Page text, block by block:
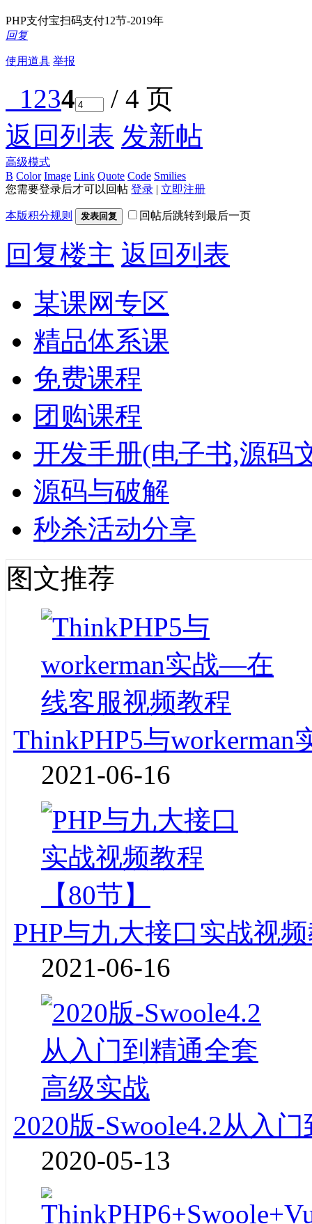
PHP支付宝扫码支付12节-2019年
回复
使用道具 举报
1234
/ 4 页
返回列表 发新帖
高级模式
B Color Image Link Quote Code Smilies
您需要登录后才可以回帖 登录 | 立即注册
本版积分规则 发表回复 回帖后跳转到最后一页
回复楼主 返回列表
某课网专区
精品体系课
免费课程
团购课程
开发手册(电子书,源码
源码与破解
秒杀活动分享
图文推荐
ThinkPHP5与
2021-06-16
PHP与九大接口实战视
2021-06-16
2020版-Swoole4.2从入
2020-05-13